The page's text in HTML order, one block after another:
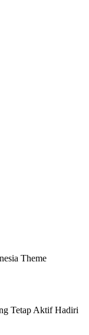
Theme
Tetap Aktif Hadiri